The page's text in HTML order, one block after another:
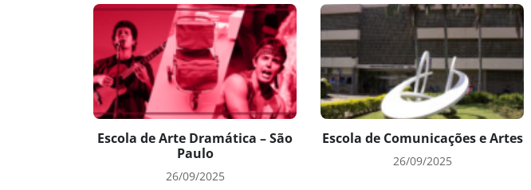
Escola de Arte Dramática – São
Paulo
26/09/2025
Escola de Comunicações e Artes
26/09/2025